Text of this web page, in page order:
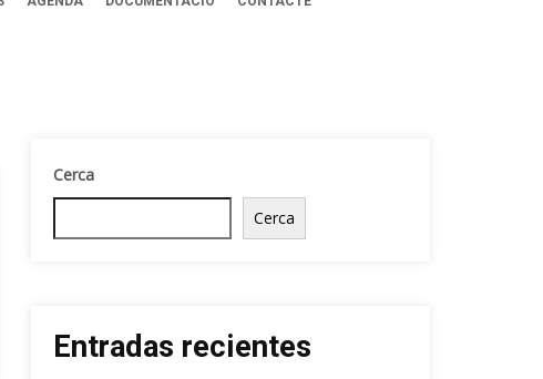
Cerca
Cerca
Entradas recientes